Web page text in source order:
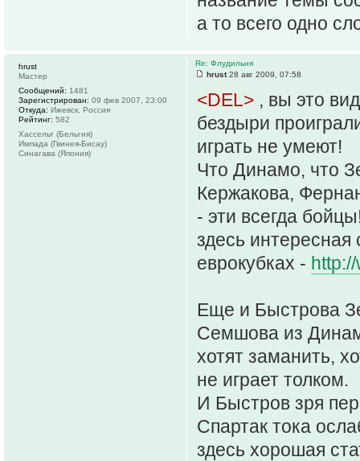
а то всего одно
Re: Флудильня
hrust28 авг 2009, 07:58
<DEL> , вы это
бездыри
играть не умеют!
Что Динамо, что
Кержакова,
- эти всегда
здесь интересная
еврокубках -
Еще и Быстрова
Семшова из
хотят заманить,
не играет толком.
И Быстров зря
Спартак тока
здесь хорошая
hrust
Мастер
Сообщений: 1481
Зарегистрирован: 09 фев 2007, 23:00
Откуда: Ижевск, Россия
Рейтинг: 582
Хассельт (Бельгия)
Импада (Гвинея-Бисау)
Синагава (Япония)